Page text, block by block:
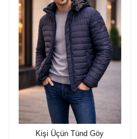
Kişi Üçün Tünd Göy